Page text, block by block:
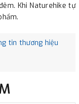
Khi Naturehike tự
tin thương hiệu